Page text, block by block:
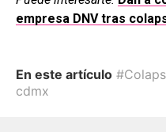
empresa DNV tras
En este artículo
cdmx